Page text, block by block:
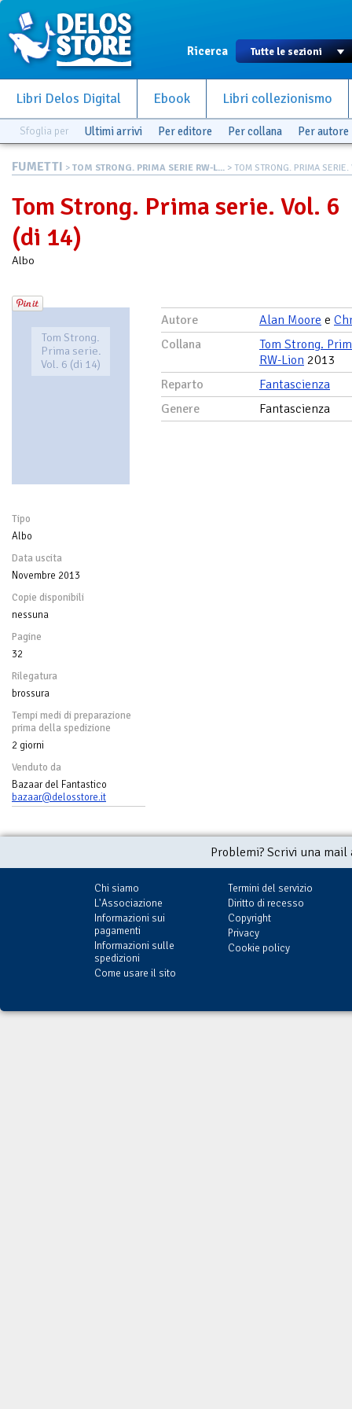
Ricerca
Libri Delos Digital Ebook Libri collezionismo
Sfoglia per Ultimi arrivi Per editore Per collana Per autore
FUMETTI > TOM STRONG. PRIMA SERIE RW-L... > TOM STRONG. PRIMA SERIE.
Tom Strong. Prima serie. Vol. 6
(di 14)
Albo
Tom Strong.
Prima serie.
Vol. 6 (di 14)
Tipo
Albo
Data uscita
Novembre 2013
Copie disponibili
nessuna
Pagine
32
Rilegatura
brossura
Tempi medi di preparazione
prima della spedizione
2 giorni
Venduto da
Bazaar del Fantastico
bazaar@delosstore.it
Autore Alan Moore e
Collana
Tom Strong.
RW-Lion 2013
Reparto
Fantascienza
Genere
Fantascienza
Problemi? Scrivi una
Chi siamo
L'Associazione
Informazioni sui
pagamenti
Informazioni sulle
spedizioni
Come usare il sito
Termini del servizio
Diritto di recesso
Copyright
Privacy
Cookie policy